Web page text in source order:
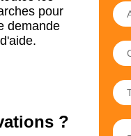
pour
demande
d'aide.
?